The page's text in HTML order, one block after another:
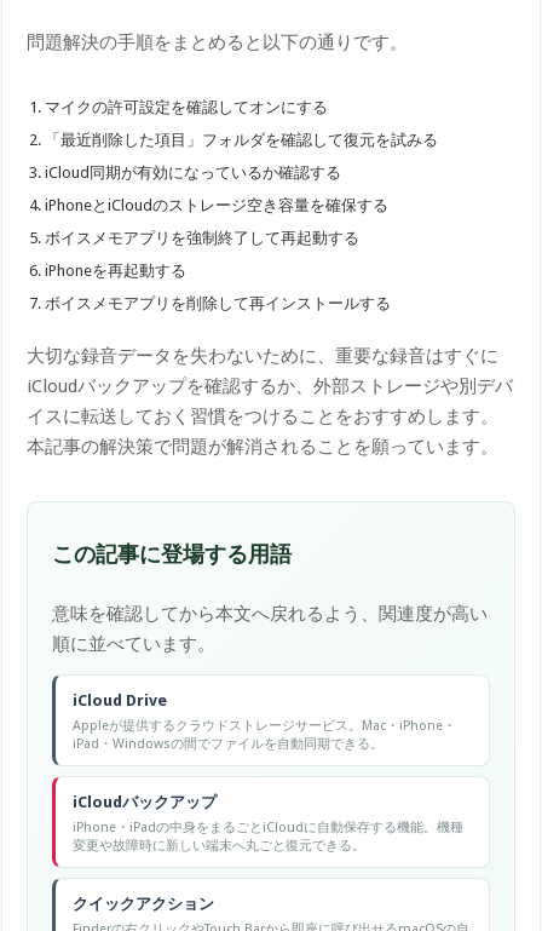
問題解決の手順をまとめると以下の通りです。
マイクの許可設定を確認してオンにする
「最近削除した項目」フォルダを確認して復元を試みる
iCloud同期が有効になっているか確認する
iPhoneとiCloudのストレージ空き容量を確保する
ボイスメモアプリを強制終了して再起動する
iPhoneを再起動する
ボイスメモアプリを削除して再インストールする
大切な録音データを失わないために、重要な録音はすぐに
iCloudバックアップを確認するか、外部ストレージや別デバ
イスに転送しておく習慣をつけることをおすすめします。
本記事の解決策で問題が解消されることを願っています。
この記事に登場する用語
意味を確認してから本文へ戻れるよう、関連度が高い
順に並べています。
iCloud Drive
Appleが提供するクラウドストレージサービス。Mac・iPhone・
iPad・Windowsの間でファイルを自動同期できる。
iCloudバックアップ
iPhone・iPadの中身をまるごとiCloudに自動保存する機能。機種
変更や故障時に新しい端末へ丸ごと復元できる。
クイックアクション